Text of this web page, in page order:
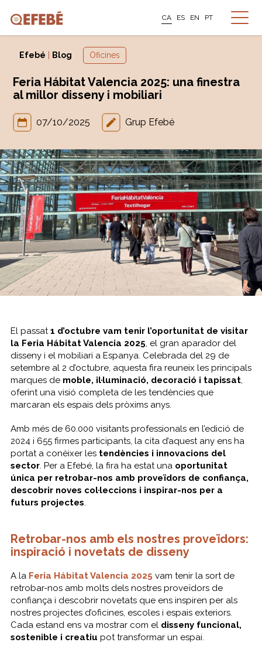
CA ES EN PT
Efebé Blog Oficines
Feria Hábitat Valencia 2025: una finestra
al millor disseny i mobiliari
07/10/2025 Grup Efebé
El passat1 d’octubre vam tenir l’oportunitat de visitar
la Feria Hábitat Valencia 2025, el gran aparador del
disseny i el mobiliari a Espanya. Celebrada del 29 de
setembre al 2 d’octubre, aquesta fira reuneix les principals
marques de moble, il·luminació, decoració i tapissat,
oferint una visió completa de les tendències que
marcaran els espais dels pròxims anys.
Amb més de 60.000 visitants professionals en l’edició de
2024 i 655 firmes participants, la cita d’aquest any ens ha
portat a conèixer les tendències i innovacions del
sector. Per a Efebé, la fira ha estat una oportunitat
única per retrobar-nos amb proveïdors de confiança,
descobrir noves col·leccions i inspirar-nos per a
futurs projectes.
Retrobar-nos amb els nostres proveïdors:
inspiració i novetats de disseny
A la Feria Hábitat Valencia 2025 vam tenir la sort de
retrobar-nos amb molts dels nostres proveïdors de
confiança i descobrir novetats que ens inspiren per als
nostres projectes d’oficines, escoles i espais exteriors.
Cada estand ens va mostrar com el disseny funcional,
sostenible i creatiu pot transformar un espai.